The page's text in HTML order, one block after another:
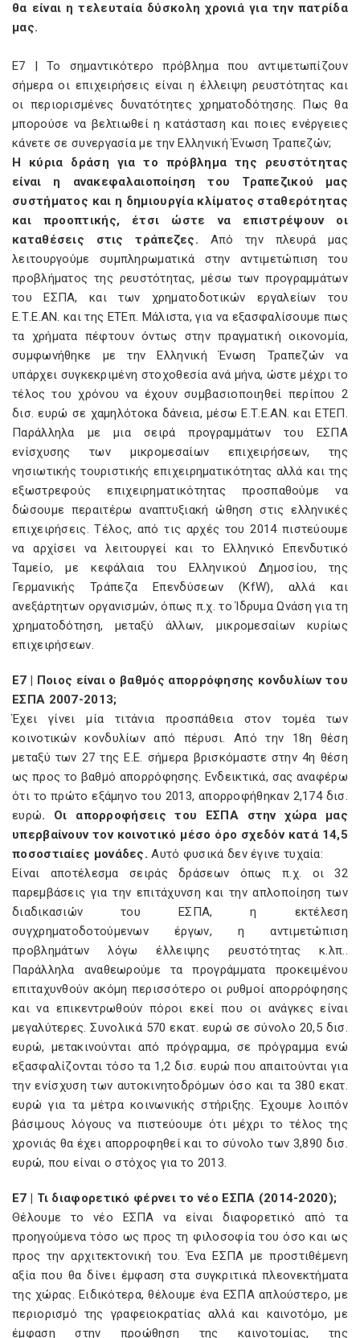
θα είναι η τελευταία δύσκολη χρονιά για την πατρίδα
μας.
E7 | Το σημαντικότερο πρόβλημα που αντιμετωπίζουν
σήμερα οι επιχειρήσεις είναι η έλλειψη ρευστότητας και
οι περιορισμένες δυνατότητες χρηματοδότησης. Πως θα
μπορούσε να βελτιωθεί η κατάσταση και ποιες ενέργειες
κάνετε σε συνεργασία με την Ελληνική Ένωση Τραπεζών;
Η κύρια δράση για το πρόβλημα της ρευστότητας
είναι η ανακεφαλαιοποίηση του Τραπεζικού μας
συστήματος και η δημιουργία κλίματος σταθερότητας
και προοπτικής, έτσι ώστε να επιστρέψουν οι
καταθέσεις στις τράπεζες.
Από την πλευρά μας
λειτουργούμε συμπληρωματικά στην αντιμετώπιση του
προβλήματος της ρευστότητας, μέσω των προγραμμάτων
του ΕΣΠΑ, και των χρηματοδοτικών εργαλείων του
Ε.Τ.Ε.ΑΝ. και της ΕΤΕπ. Μάλιστα, για να εξασφαλίσουμε πως
τα χρήματα πέφτουν όντως στην πραγματική οικονομία,
συμφωνήθηκε με την Ελληνική Ένωση Τραπεζών να
υπάρχει συγκεκριμένη στοχοθεσία ανά μήνα, ώστε μέχρι το
τέλος του χρόνου να έχουν συμβασιοποιηθεί περίπου 2
δισ. ευρώ σε χαμηλότοκα δάνεια, μέσω Ε.Τ.Ε.ΑΝ. και ΕΤΕΠ.
Παράλληλα με μια σειρά προγραμμάτων του ΕΣΠΑ
ενίσχυσης των μικρομεσαίων επιχειρήσεων, της
νησιωτικής τουριστικής επιχειρηματικότητας αλλά και της
εξωστρεφούς επιχειρηματικότητας προσπαθούμε να
δώσουμε περαιτέρω αναπτυξιακή ώθηση στις ελληνικές
επιχειρήσεις. Τέλος, από τις αρχές του 2014 πιστεύουμε
να αρχίσει να λειτουργεί και το Ελληνικό Επενδυτικό
Ταμείο, με κεφάλαια του Ελληνικού Δημοσίου, της
Γερμανικής Τράπεζα Επενδύσεων (KfW), αλλά και
ανεξάρτητων οργανισμών, όπως π.χ. το Ίδρυμα Ωνάση για τη
χρηματοδότηση, μεταξύ άλλων, μικρομεσαίων κυρίως
επιχειρήσεων.
E7 | Ποιος είναι ο βαθμός απορρόφησης κονδυλίων του
ΕΣΠΑ 2007-2013;
Έχει γίνει μία τιτάνια προσπάθεια στον τομέα των
κοινοτικών κονδυλίων από πέρυσι. Από την 18η θέση
μεταξύ των 27 της Ε.Ε. σήμερα βρισκόμαστε στην 4η θέση
ως προς το βαθμό απορρόφησης. Ενδεικτικά, σας αναφέρω
ότι το πρώτο εξάμηνο του 2013, απορροφήθηκαν 2,174 δισ.
ευρώ. Οι απορροφήσεις του ΕΣΠΑ στην χώρα μας
υπερβαίνουν τον κοινοτικό μέσο όρο σχεδόν κατά 14,5
ποσοστιαίες μονάδες. Αυτό φυσικά δεν έγινε τυχαία:
Είναι αποτέλεσμα σειράς δράσεων όπως π.χ. οι 32
παρεμβάσεις για την επιτάχυνση και την απλοποίηση των
διαδικασιών του ΕΣΠΑ, η εκτέλεση
συγχρηματοδοτούμενων έργων, η αντιμετώπιση
προβλημάτων λόγω έλλειψης ρευστότητας κ.λπ..
Παράλληλα αναθεωρούμε τα προγράμματα προκειμένου
επιταχυνθούν ακόμη περισσότερο οι ρυθμοί απορρόφησης
και να επικεντρωθούν πόροι εκεί που οι ανάγκες είναι
μεγαλύτερες. Συνολικά 570 εκατ. ευρώ σε σύνολο 20,5 δισ.
ευρώ, μετακινούνται από πρόγραμμα, σε πρόγραμμα ενώ
εξασφαλίζονται τόσο τα 1,2 δισ. ευρώ που απαιτούνται για
την ενίσχυση των αυτοκινητοδρόμων όσο και τα 380 εκατ.
ευρώ για τα μέτρα κοινωνικής στήριξης. Έχουμε λοιπόν
βάσιμους λόγους να πιστεύουμε ότι μέχρι το τέλος της
χρονιάς θα έχει απορροφηθεί και το σύνολο των 3,890 δισ.
ευρώ, που είναι ο στόχος για το 2013.
E7 | Τι διαφορετικό φέρνει το νέο ΕΣΠΑ (2014-2020);
Θέλουμε το νέο ΕΣΠΑ να είναι διαφορετικό από τα
προηγούμενα τόσο ως προς τη φιλοσοφία του όσο και ως
προς την αρχιτεκτονική του. Ένα ΕΣΠΑ με προστιθέμενη
αξία που θα δίνει έμφαση στα συγκριτικά πλεονεκτήματα
της χώρας. Ειδικότερα, θέλουμε ένα ΕΣΠΑ απλούστερο, με
περιορισμό της γραφειοκρατίας αλλά και καινοτόμο, με
έμφαση στην προώθηση της καινοτομίας, της